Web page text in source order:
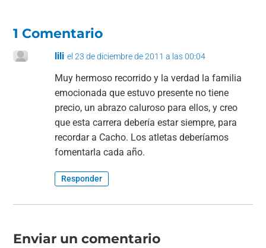
1 Comentario
lili el 23 de diciembre de 2011 a las 00:04
Muy hermoso recorrido y la verdad la familia
emocionada que estuvo presente no tiene
precio, un abrazo caluroso para ellos, y creo
que esta carrera debería estar siempre, para
recordar a Cacho. Los atletas deberíamos
fomentarla cada año.
Responder
Enviar un comentario